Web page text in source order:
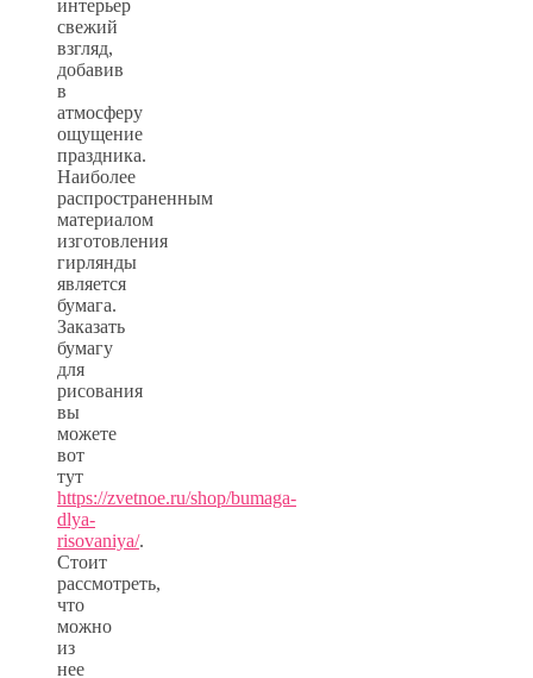
интерьер
свежий
взгляд,
добавив
в
атмосферу
ощущение
праздника.
Наиболее
распространенным
материалом
изготовления
гирлянды
является
бумага.
Заказать
бумагу
для
рисования
вы
можете
вот
тут
https://zvetnoe.ru/shop/bumaga-
dlya-
risovaniya/.
Стоит
рассмотреть,
что
можно
из
нее